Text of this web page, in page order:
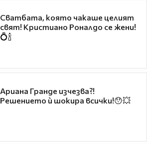
Сватбата, която чакаше целият
свят! Кристиано Роналдо се жени!
💍🍾
Ариана Гранде изчезва?!
Решението ѝ шокира всички!😯💥